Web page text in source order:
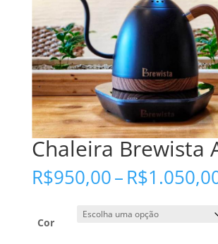
Chaleira Brewista
R$950,00–R$
Cor